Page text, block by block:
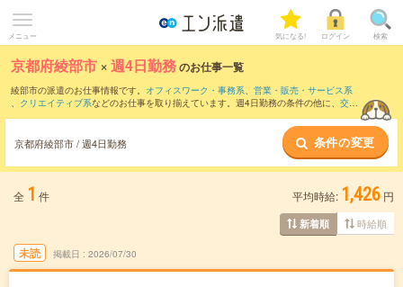
メニュー 気になる! ログイン 検索
京都府綾部市 ×週4日勤務のお仕事一覧
綾部市の派遣のお仕事情報です。 オフィスワーク・事務系、 営業・販売・サービス系
、 クリエイティブ系などのお仕事を取り揃えています。週4日勤務の条件の他に、 交通
京都府綾部市 / 週4日勤務 条件の変更
全 1 件 平均時給: 1,426 円
新着順 時給順
未読 掲載日 2026/07/30